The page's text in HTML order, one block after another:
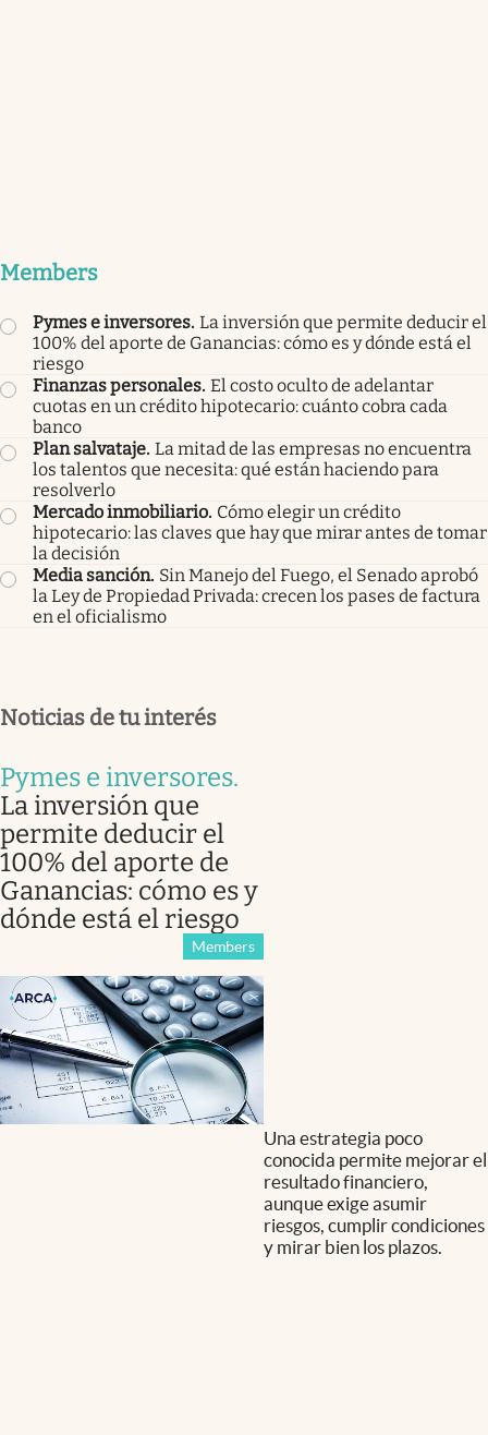
Members
Pymes e inversores. La inversión que permite deducir el
100% del aporte de Ganancias: cómo es y dónde está el
riesgo
Finanzas personales. El costo oculto de adelantar
cuotas en un crédito hipotecario: cuánto cobra cada
banco
Plan salvataje. La mitad de las empresas no encuentra
los talentos que necesita: qué están haciendo para
resolverlo
Mercado inmobiliario. Cómo elegir un crédito
hipotecario: las claves que hay que mirar antes de tomar
la decisión
Media sanción. Sin Manejo del Fuego, el Senado aprobó
la Ley de Propiedad Privada: crecen los pases de factura
en el oficialismo
Noticias de tu interés
Pymes e inversores.
La inversión que
permite deducir el
100% del aporte de
Ganancias: cómo es y
dónde está el riesgo
Members
Una estrategia poco
conocida permite mejorar el
resultado financiero,
aunque exige asumir
riesgos, cumplir condiciones
y mirar bien los plazos.